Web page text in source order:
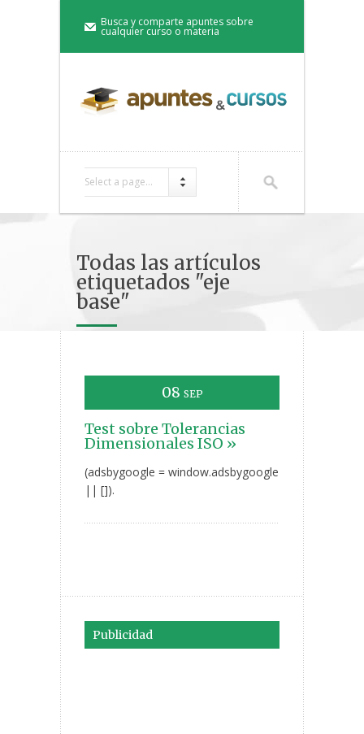
Busca y comparte apuntes sobre
cualquier curso o materia
Select a page...
Todas las artículos
etiquetados "eje
base"
08 SEP
Test sobre Tolerancias
Dimensionales ISO »
(adsbygoogle = window.adsbygoogle
|| []).
Publicidad